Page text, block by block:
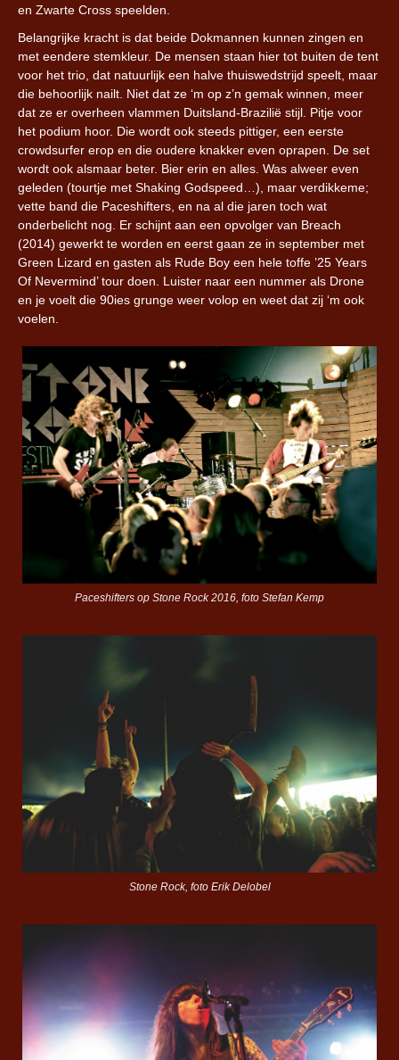
en Zwarte Cross speelden.
Belangrijke kracht is dat beide Dokmannen kunnen zingen en
met eendere stemkleur. De mensen staan hier tot buiten de tent
voor het trio, dat natuurlijk een halve thuiswedstrijd speelt, maar
die behoorlijk nailt. Niet dat ze ‘m op z’n gemak winnen, meer
dat ze er overheen vlammen Duitsland-Brazilië stijl. Pitje voor
het podium hoor. Die wordt ook steeds pittiger, een eerste
crowdsurfer erop en die oudere knakker even oprapen. De set
wordt ook alsmaar beter. Bier erin en alles. Was alweer even
geleden (tourtje met Shaking Godspeed…), maar verdikkeme;
vette band die Paceshifters, en na al die jaren toch wat
onderbelicht nog. Er schijnt aan een opvolger van Breach
(2014) gewerkt te worden en eerst gaan ze in september met
Green Lizard en gasten als Rude Boy een hele toffe ’25 Years
Of Nevermind’ tour doen. Luister naar een nummer als Drone
en je voelt die 90ies grunge weer volop en weet dat zij ‘m ook
voelen.
Paceshifters op Stone Rock 2016, foto Stefan Kemp
Stone Rock, foto Erik Delobel